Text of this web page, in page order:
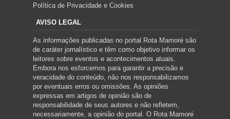
Política de Privacidade e Cookies
AVISO LEGAL
As informações publicadas no portal Rota Mamoré são
de caráter jornalístico e têm como objetivo informar os
leitores sobre eventos e acontecimentos atuais.
Embora nos esforcemos para garantir a precisão e
veracidade do conteúdo, não nos responsabilizamos
por eventuais erros ou omissões. As opiniões
expressas em artigos de opinião são de
responsabilidade de seus autores e não refletem,
necessariamente, a opinião do portal. O Rota Mamoré